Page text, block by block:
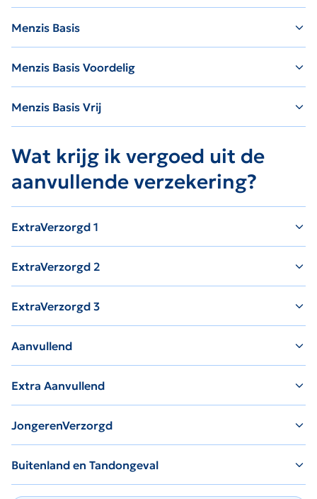
Menzis Basis
Menzis Basis Voordelig
Menzis Basis Vrij
Wat krijg ik vergoed uit de
aanvullende verzekering?
ExtraVerzorgd 1
ExtraVerzorgd 2
ExtraVerzorgd 3
Aanvullend
Extra Aanvullend
JongerenVerzorgd
Buitenland en Tandongeval